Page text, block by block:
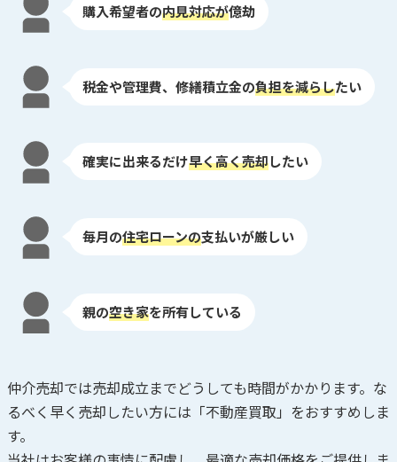
購入希望者の内見対応が億劫
税金や管理費、修繕積立金の負担を減らしたい
確実に出来るだけ早く高く売却したい
毎月の住宅ローンの支払いが厳しい
親の空き家を所有している
仲介売却では売却成立までどうしても時間がかかります。な
るべく早く売却したい方には「不動産買取」をおすすめしま
す。